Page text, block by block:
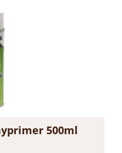
500ml